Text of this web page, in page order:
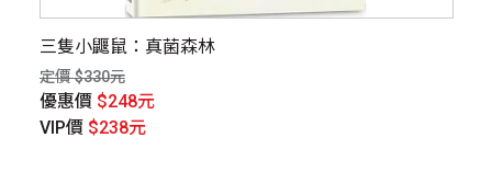
三隻小鼴鼠：真菌森林
定價 $330元
優惠價 $248元
VIP價 $238元